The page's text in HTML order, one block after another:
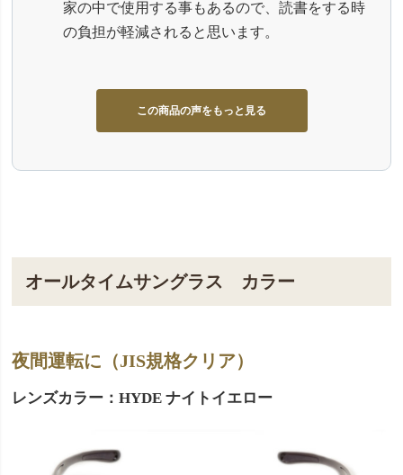
家の中で使用する事もあるので、読書をする時
の負担が軽減されると思います。
この商品の声をもっと見る
オールタイムサングラス カラー
夜間運転に（JIS規格クリア）
レンズカラー：HYDE ナイトイエロー